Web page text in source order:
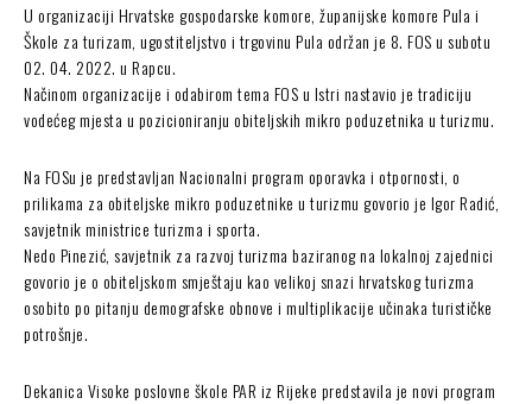
U organizaciji Hrvatske gospodarske komore, županijske komore Pula i
Škole za turizam, ugostiteljstvo i trgovinu Pula održan je 8. FOS u subotu
02. 04. 2022. u Rapcu.
Načinom organizacije i odabirom tema FOS u Istri nastavio je tradiciju
vodećeg mjesta u pozicioniranju obiteljskih mikro poduzetnika u turizmu.
Na FOSu je predstavljan Nacionalni program oporavka i otpornosti, o
prilikama za obiteljske mikro poduzetnike u turizmu govorio je Igor Radić,
savjetnik ministrice turizma i sporta.
Nedo Pinezić, savjetnik za razvoj turizma baziranog na lokalnoj zajednici
govorio je o obiteljskom smještaju kao velikoj snazi hrvatskog turizma
osobito po pitanju demografske obnove i multiplikacije učinaka turističke
potrošnje.
Dekanica Visoke poslovne škole PAR iz Rijeke predstavila je novi program